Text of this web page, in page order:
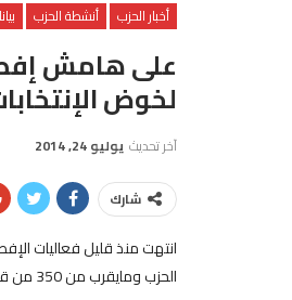
أخبار الحزب أنشطة الحزب
على هامش
لخوض
آخر تحديث يوليو 24, 2014
شارك
انتهت منذ قليل فعاليات
الحزب ومايقرب من 350 من قيادات وكوادر الحزب.